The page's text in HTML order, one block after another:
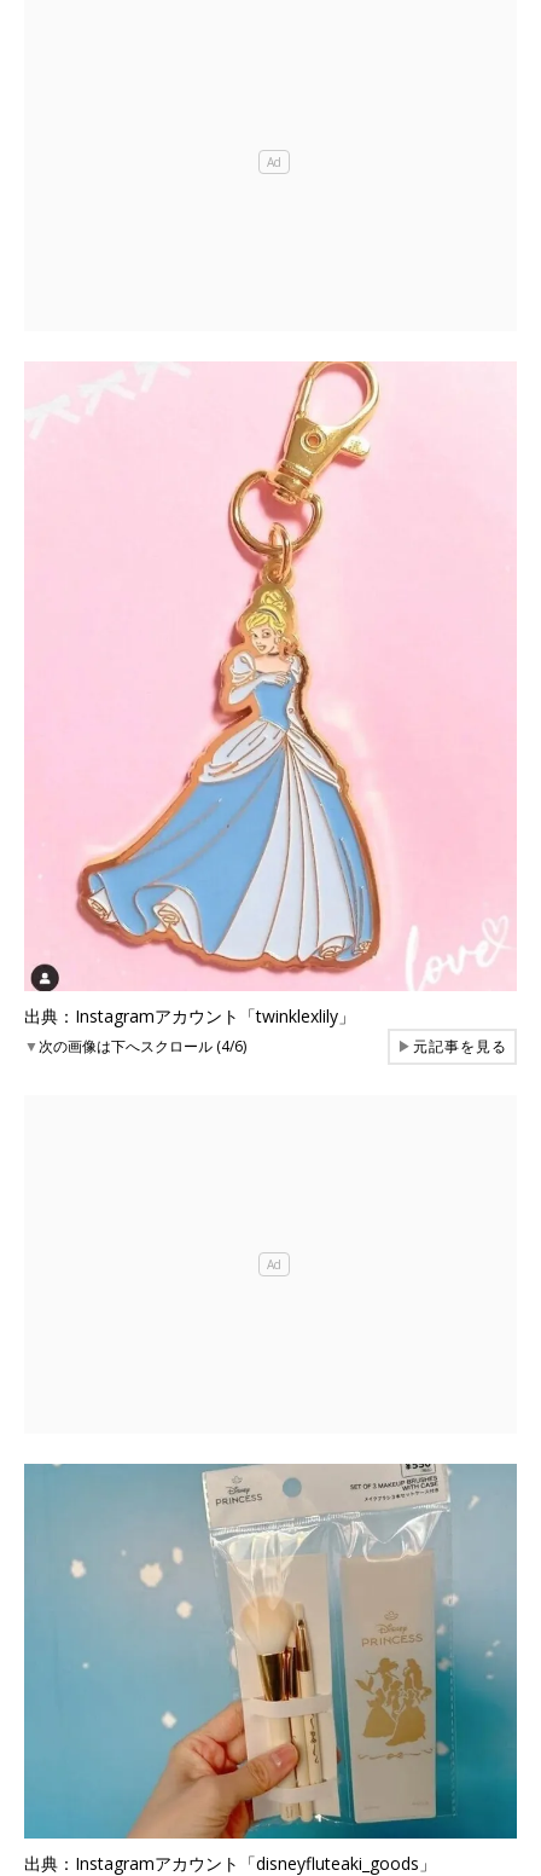
出典：Instagramアカウント「twinklexlily」
▼次の画像は下へスクロール (4/6) ▶元記事を見る
出典：Instagramアカウント「disneyfluteaki_goods」